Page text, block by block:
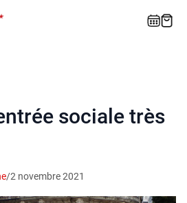
sociale très
/2 novembre 2021